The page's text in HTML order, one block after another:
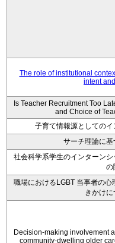
The role of institutional
intent
Is Teacher Recruitment Too
and Choice of
子育て情報源としての
サーチ理論に
社会科学系学生のインターン
の
職場におけるLGBT 当事者の
きかけ
Decision-making involvement
community-dwelling older